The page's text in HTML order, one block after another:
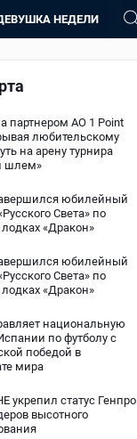
НЕДЕЛИ
партнером AO 1 Point
любительскому
на арену турнира
шлем»
юбилейный
Света» по
лодках «Дракон»
юбилейный
Света» по
лодках «Дракон»
национальную
по футболу с
победой в
мира
укрепил статус Генпро
высотного